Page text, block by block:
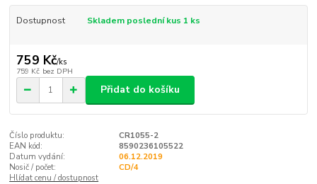
Dostupnost Skladem poslední kus 1 ks
759 Kč/ks
759 Kč bez DPH
Přidat do košíku
Číslo produktu:
CR1055-2
EAN kód:
8590236105522
Datum vydání:
06.12.2019
Nosič / počet:
CD/4
Hlídat cenu / dostupnost